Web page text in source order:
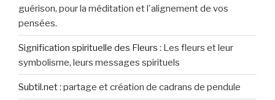
guérison, pour la méditation et l'alignement de vos
pensées.
Signification spirituelle des Fleurs : Les fleurs et leur
symbolisme, leurs messages spirituels
Subtil.net: partage et création de cadrans de pendule